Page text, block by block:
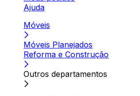
Ajuda
Móveis
Móveis Planejados
Reforma e Construção
Outros departamentos